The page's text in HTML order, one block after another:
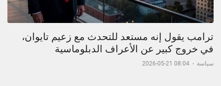
ترامب يقول إنه مستعد للتحدث مع زعيم تايوان،
في خروج كبير عن الأعراف الدبلوماسية
سياسة -
08:04 21-05-2026